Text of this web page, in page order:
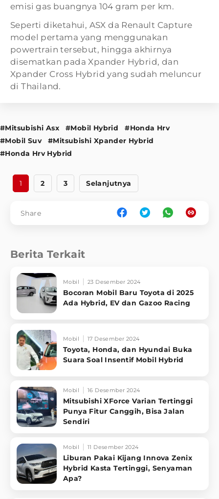
emisi gas buangnya 104 gram per km.
Seperti diketahui, ASX da Renault Capture
model pertama yang menggunakan
powertrain tersebut, hingga akhirnya
disematkan pada Xpander Hybrid, dan
Xpander Cross Hybrid yang sudah meluncur
di Thailand.
#Mitsubishi Asx #Mobil Hybrid
#Honda Hrv
#Mobil Suv
#Mitsubishi Xpander Hybrid
#Honda Hrv Hybrid
1 2 3 Selanjutnya
Share
Berita Terkait
Mobil 23 Desember 2024
Bocoran Mobil Baru Toyota di 2025
Ada Hybrid, EV dan Gazoo Racing
Mobil 17 Desember 2024
Toyota, Honda, dan Hyundai Buka
Suara Soal Insentif Mobil Hybrid
Mobil 16 Desember 2024
Mitsubishi XForce Varian Tertinggi
Punya Fitur Canggih, Bisa Jalan
Sendiri
Mobil 11 Desember 2024
Liburan Pakai Kijang Innova Zenix
Hybrid Kasta Tertinggi, Senyaman
Apa?